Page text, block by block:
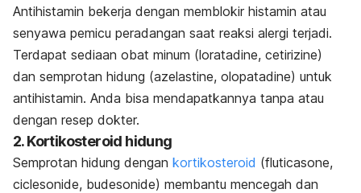
Antihistamin bekerja dengan memblokir histamin atau
senyawa pemicu peradangan saat reaksi alergi terjadi.
Terdapat sediaan obat minum (loratadine, cetirizine)
dan semprotan hidung (azelastine, olopatadine) untuk
antihistamin. Anda bisa mendapatkannya tanpa atau
dengan resep dokter.
2. Kortikosteroid hidung
Semprotan hidung dengan kortikosteroid (fluticasone,
ciclesonide, budesonide) membantu mencegah dan